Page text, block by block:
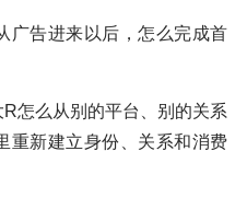
广告进来以后，怎么完成首
怎么从别的平台、别的关系
重新建立身份、关系和消费